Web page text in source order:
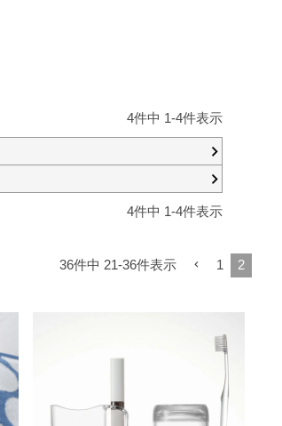
4件中 1 -4件表示
4件中 1 -4件表示
36件中 21-36件表示 1 2